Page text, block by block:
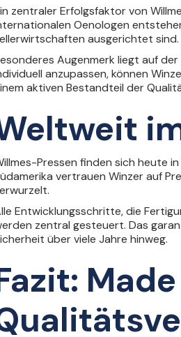
zentraler Erfolgsfaktor von
Oenologen
ausgerichtet sind.
Augenmerk liegt auf
anzupassen, können
aktiven Bestandteil der
Pressen finden sich heute
vertrauen Winzer auf
Entwicklungsschritte, die
zentral gesteuert. Das
über viele Jahre hinweg.